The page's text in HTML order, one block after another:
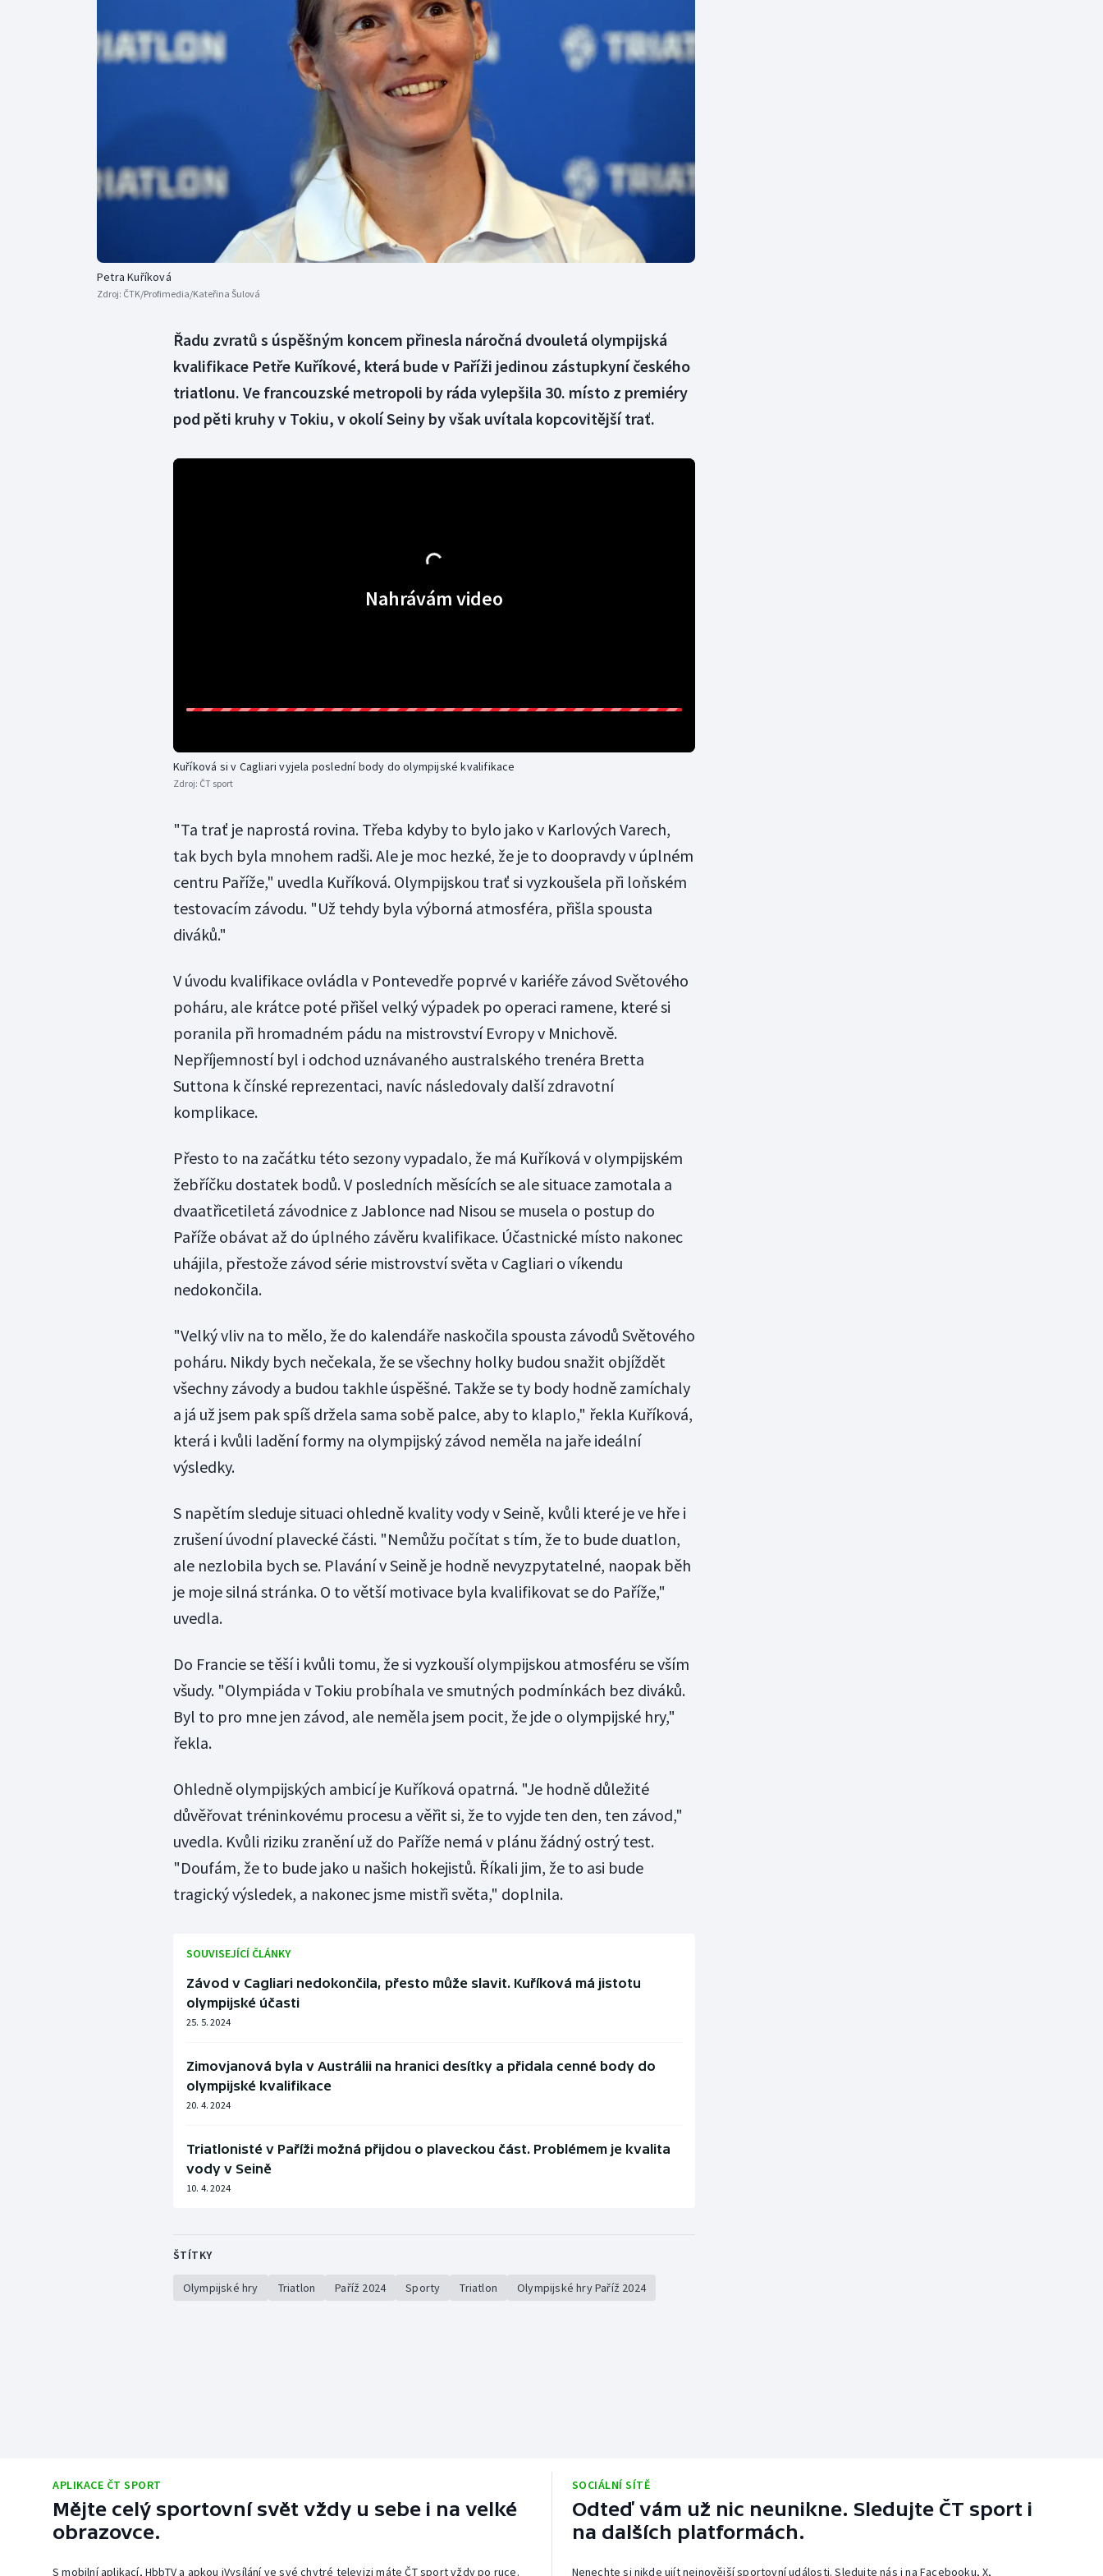
Dostihy
Florbal
Gymnastika
Moderní pětiboj
Motorsport
Olympijské hry
Parasport
Plavání
Plážový volejbal
Veslování
Ostatní
Petra Kuříková
Zdroj: ČTK/Profimedia/Kateřina Šulová
Řadu zvratů s úspěšným koncem přinesla náročná dvouletá olympijská
kvalifikace Petře Kuříkové, která bude v Paříži jedinou zástupkyní českého
triatlonu. Ve francouzské metropoli by ráda vylepšila 30. místo z premiéry
pod pěti kruhy v Tokiu, v okolí Seiny by však uvítala kopcovitější trať.
Nahrávám video
Kuříková si v Cagliari vyjela poslední body do olympijské kvalifikace
Zdroj: ČT sport
"Ta trať je naprostá rovina. Třeba kdyby to bylo jako v Karlových Varech,
tak bych byla mnohem radši. Ale je moc hezké, že je to doopravdy v úplném
centru Paříže," uvedla Kuříková. Olympijskou trať si vyzkoušela při loňském
testovacím závodu. "Už tehdy byla výborná atmosféra, přišla spousta
diváků."
V úvodu kvalifikace ovládla v Pontevedře poprvé v kariéře závod Světového
poháru, ale krátce poté přišel velký výpadek po operaci ramene, které si
poranila při hromadném pádu na mistrovství Evropy v Mnichově.
Nepříjemností byl i odchod uznávaného australského trenéra Bretta
Suttona k čínské reprezentaci, navíc následovaly další zdravotní
komplikace.
Přesto to na začátku této sezony vypadalo, že má Kuříková v olympijském
žebříčku dostatek bodů. V posledních měsících se ale situace zamotala a
dvaatřicetiletá závodnice z Jablonce nad Nisou se musela o postup do
Paříže obávat až do úplného závěru kvalifikace. Účastnické místo nakonec
uhájila, přestože závod série mistrovství světa v Cagliari o víkendu
nedokončila.
"Velký vliv na to mělo, že do kalendáře naskočila spousta závodů Světového
poháru. Nikdy bych nečekala, že se všechny holky budou snažit objíždět
všechny závody a budou takhle úspěšné. Takže se ty body hodně zamíchaly
a já už jsem pak spíš držela sama sobě palce, aby to klaplo," řekla Kuříková,
která i kvůli ladění formy na olympijský závod neměla na jaře ideální
výsledky.
S napětím sleduje situaci ohledně kvality vody v Seině, kvůli které je ve hře i
zrušení úvodní plavecké části. "Nemůžu počítat s tím, že to bude duatlon,
ale nezlobila bych se. Plavání v Seině je hodně nevyzpytatelné, naopak běh
je moje silná stránka. O to větší motivace byla kvalifikovat se do Paříže,"
uvedla.
Do Francie se těší i kvůli tomu, že si vyzkouší olympijskou atmosféru se vším
všudy. "Olympiáda v Tokiu probíhala ve smutných podmínkách bez diváků.
Byl to pro mne jen závod, ale neměla jsem pocit, že jde o olympijské hry,"
řekla.
Ohledně olympijských ambicí je Kuříková opatrná. "Je hodně důležité
důvěřovat tréninkovému procesu a věřit si, že to vyjde ten den, ten závod,"
uvedla. Kvůli riziku zranění už do Paříže nemá v plánu žádný ostrý test.
"Doufám, že to bude jako u našich hokejistů. Říkali jim, že to asi bude
tragický výsledek, a nakonec jsme mistři světa," doplnila.
SOUVISEJÍCÍ ČLÁNKY
Závod v Cagliari nedokončila, přesto může slavit. Kuříková má jistotu
olympijské účasti
25. 5. 2024
Zimovjanová byla v Austrálii na hranici desítky a přidala cenné body do
olympijské kvalifikace
20. 4. 2024
Triatlonisté v Paříži možná přijdou o plaveckou část. Problémem je kvalita
vody v Seině
10. 4. 2024
ŠTÍTKY
Olympijské hry Triatlon Paříž 2024 Sporty Triatlon Olympijské hry Paříž 2024
APLIKACE ČT SPORT
Mějte celý sportovní svět vždy u sebe i na velké
obrazovce.
S mobilní aplikací, HbbTV a apkou iVysílání ve své chytré televizi máte ČT sport vždy po ruce.
SOCIÁLNÍ SÍTĚ
Odteď vám už nic neunikne. Sledujte ČT sport i
na dalších platformách.
Nenechte si nikde ujít nejnovější sportovní události. Sledujte nás i na Facebooku, X,